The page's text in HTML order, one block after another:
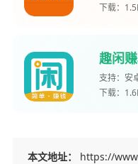
下载：
趣闲
支持： 安
下载：
本文地址：
https://